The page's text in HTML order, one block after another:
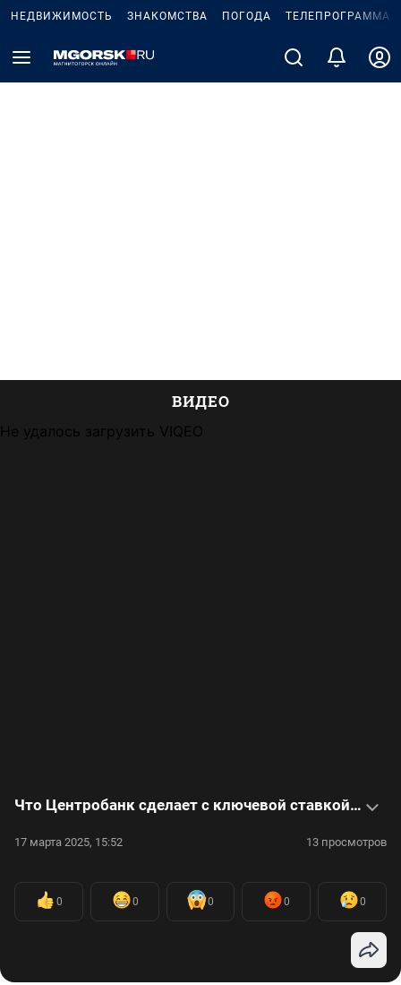
НЕДВИЖИМОСТЬ ЗНАКОМСТВА ПОГОДА ТЕЛЕПРОГРАММА
ВИДЕО
Не удалось загрузить VIQEO
Что Центробанк сделает с ключевой ставкой — интервью с экспертами
17 марта 2025, 15:52 13 просмотров
0 0 0 0 0